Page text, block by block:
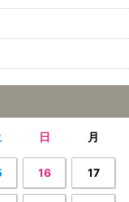
日 月
16 17